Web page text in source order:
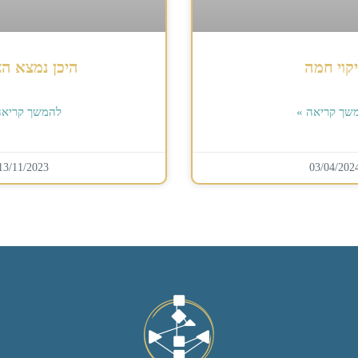
חמה
קריאה »
03/04/
היכן נמצא
להמשך
11/2023